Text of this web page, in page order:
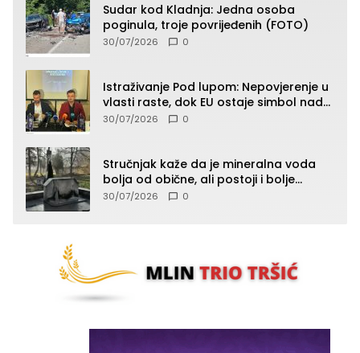
Sudar kod Kladnja: Jedna osoba
poginula, troje povrijeđenih (FOTO)
30/07/2026 0
Istraživanje Pod lupom: Nepovjerenje u
vlasti raste, dok EU ostaje simbol nade
građana
30/07/2026 0
Stručnjak kaže da je mineralna voda
bolja od obične, ali postoji i bolje
rješenje
30/07/2026 0